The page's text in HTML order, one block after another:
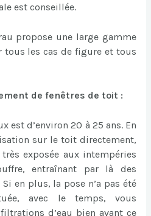
est conseillée.
propose une large gamme
tous les cas de figure et tous
de fenêtres de toit :
est d’environ 20 à 25 ans. En
sur le toit directement,
exposée aux intempéries
entraînant par là des
en plus, la pose n’a pas été
avec le temps, vous
d’eau bien avant ce